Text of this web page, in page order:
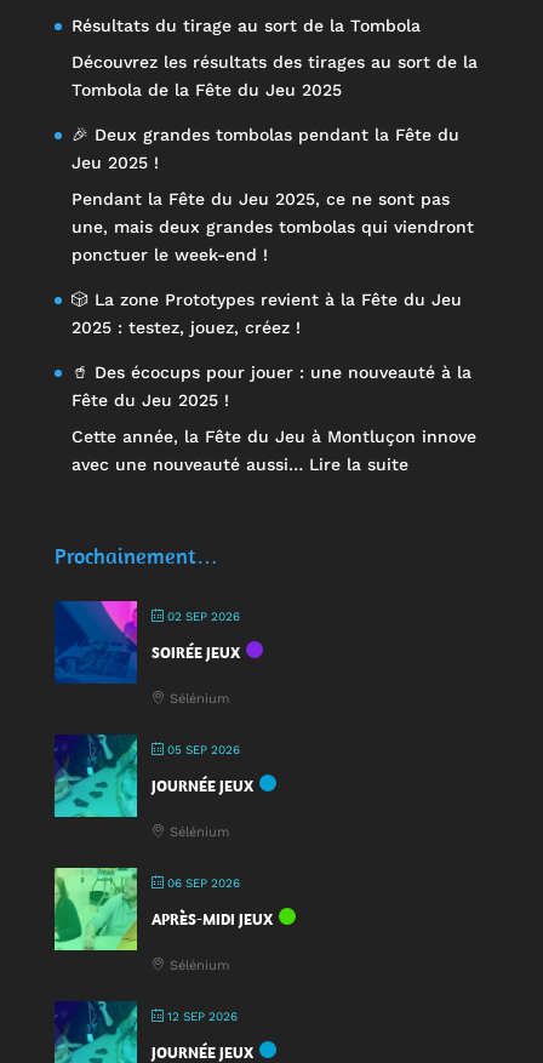
Résultats du tirage au sort de la Tombola
Découvrez les résultats des tirages au sort de la
Tombola de la Fête du Jeu 2025
🎉 Deux grandes tombolas pendant la Fête du
Jeu 2025 !
Pendant la Fête du Jeu 2025, ce ne sont pas
une, mais deux grandes tombolas qui viendront
ponctuer le week-end !
🎲 La zone Prototypes revient à la Fête du Jeu
2025 : testez, jouez, créez !
🥤 Des écocups pour jouer : une nouveauté à la
Fête du Jeu 2025 !
Cette année, la Fête du Jeu à Montluçon innove
avec une nouveauté aussi… Lire la suite:
Prochainement…
02 SEP 2026
SOIRÉE JEUX
Sélénium
05 SEP 2026
JOURNÉE JEUX
Sélénium
06 SEP 2026
APRÈS-MIDI JEUX
Sélénium
12 SEP 2026
JOURNÉE JEUX